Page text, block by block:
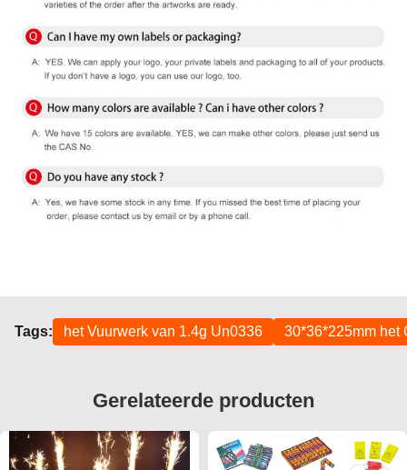
Tags: het Vuurwerk van 1.4g Un0336 30*36*225mm het
Gerelateerde producten